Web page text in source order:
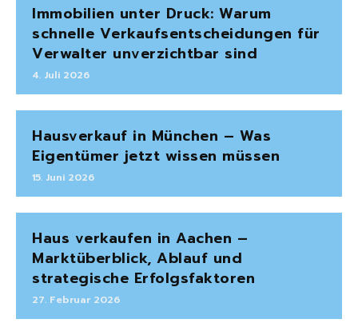
Immobilien unter Druck: Warum
schnelle Verkaufsentscheidungen für
Verwalter unverzichtbar sind
4. Juli 2026
Hausverkauf in München – Was
Eigentümer jetzt wissen müssen
15. Juni 2026
Haus verkaufen in Aachen –
Marktüberblick, Ablauf und
strategische Erfolgsfaktoren
27. Februar 2026